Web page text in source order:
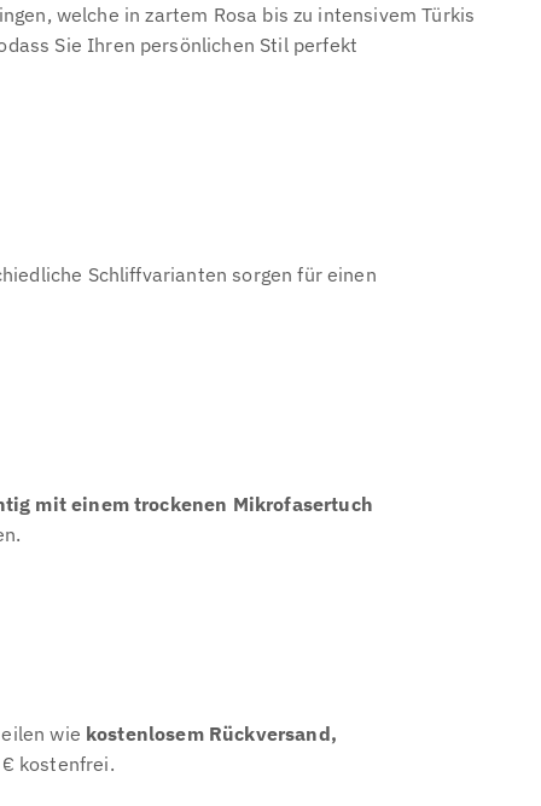
welche in zartem Rosa bis zu intensivem Türkis
Sie Ihren persönlichen Stil perfekt
Schliffvarianten sorgen für einen
mit einem trockenen Mikrofasertuch
wie kostenlosem Rückversand,
kostenfrei.